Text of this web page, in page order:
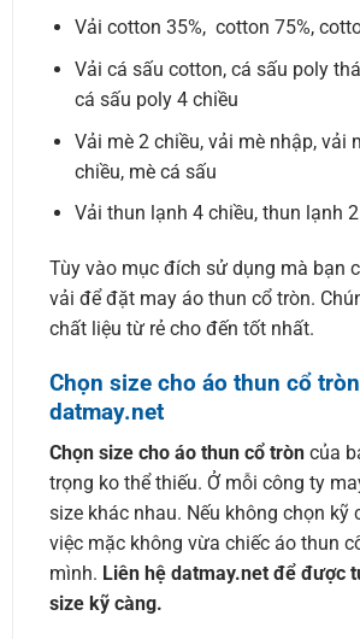
Vải cotton 35%, cotton 75%,
Vải cá sấu cotton, cá sấu poly
cá sấu poly 4 chiều
Vải mè 2 chiều, vải mè nhập, vải
chiều, mè cá sấu
Vải thun lạnh 4 chiều, thun lạnh
Tùy vào mục đích sử dụng mà bạn
vải để đặt may áo thun cổ tròn.
chất liệu từ rẻ cho đến tốt nhất.
Chọn size cho áo thun cổ
datmay.net
Chọn size cho áo thun cổ tròn của
trọng ko thể thiếu. Ở mỗi công ty
size khác nhau. Nếu không chọn kỹ
việc mặc không vừa chiếc áo thun
mình. Liên hệ datmay.net để được
size kỹ càng.